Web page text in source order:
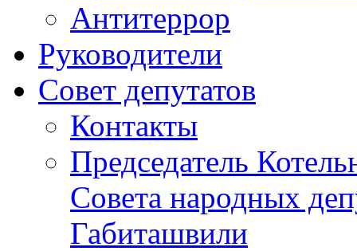
Антитеррор
Руководители
Совет депутатов
Контакты
Председатель
Совета народных
Габиташвили